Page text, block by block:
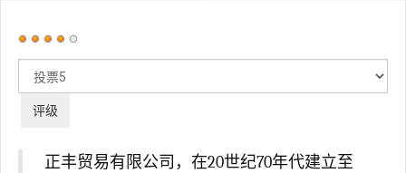
用
价：4/
评
正丰贸易有限公司，在20世纪70年代建立至